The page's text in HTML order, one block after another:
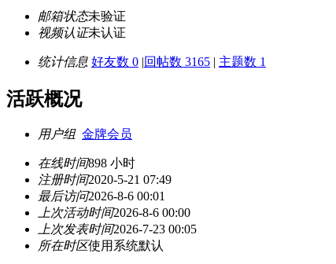
邮箱状态未验证
视频认证未认证
统计信息 好友数 0 |回帖数 3165 | 主题数 1
活跃概况
用户组 金牌会员
在线时间898 小时
注册时间2020-5-21 07:49
最后访问2026-8-6 00:01
上次活动时间2026-8-6 00:00
上次发表时间2026-7-23 00:05
所在时区使用系统默认